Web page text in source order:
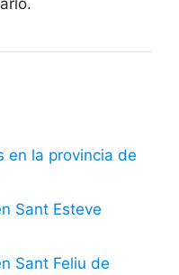
en la provincia de
Sant Esteve
Sant Feliu de